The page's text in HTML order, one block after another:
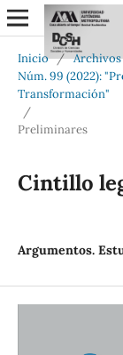
Inicio / Archivos
Núm. 99 (2022):
Transformación"
/
Preliminares
Cintillo
Argumentos.